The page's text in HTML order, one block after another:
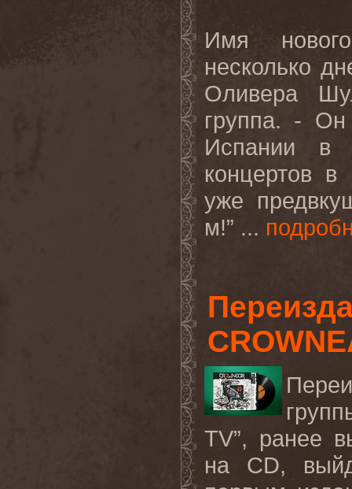
Имя
несколько
Оливера
группа. -
Испании в
концертов
уже
м!” ...
TV”, ранее
на CD,